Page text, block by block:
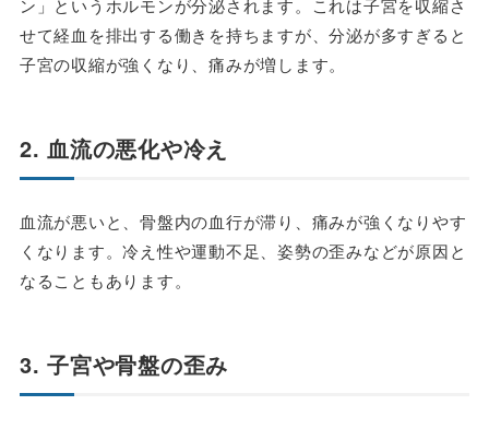
せて経血を排出する働きを持ちますが、分泌が多すぎると
子宮の収縮が強くなり、痛みが増します。
2. 血流の悪化や冷え
血流が悪いと、骨盤内の血行が滞り、痛みが強くなりやす
くなります。冷え性や運動不足、姿勢の歪みなどが原因と
なることもあります。
3. 子宮や骨盤の歪み